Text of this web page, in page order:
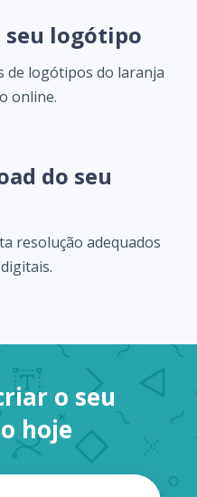
seu logótipo
de logótipos do laranja
online.
do seu
resolução adequados
o seu
hoje